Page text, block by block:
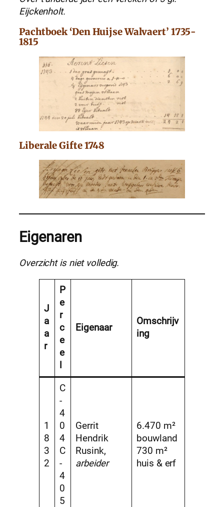
Eijckenholt.
Pachtboek ‘Den Huijse Walvaert’ 1735-
1815
Liberale Gifte 1748
Eigenaren
Overzicht is niet volledig.
J
a
a
r
P
e
r
c
e
e
l
Eigenaar
Omschrijv
ing
1
8
3
2
C
-
4
0
4
C
-
4
0
5
Gerrit
Hendrik
Rusink,
arbeider
6.470 m²
bouwland
730 m²
huis & erf